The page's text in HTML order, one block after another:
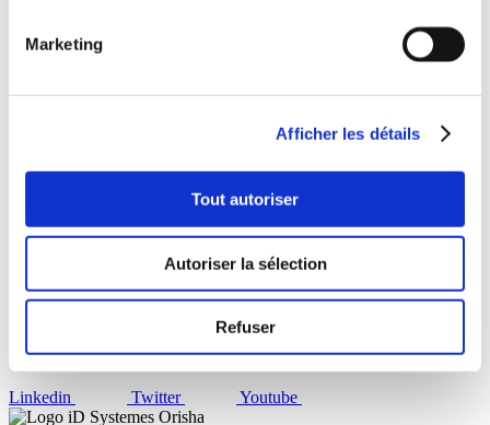
Marketing
Afficher les détails
Tout autoriser
Autoriser la sélection
Refuser
Ressourcez-vous
Livres Blancs
Faisons connaissances
Où nous trouver ?
Découvrir Orisha Agrifood
Linkedin Twitter Youtube